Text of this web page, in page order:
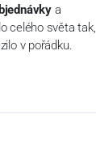
a
celého světa tak,
v pořádku.